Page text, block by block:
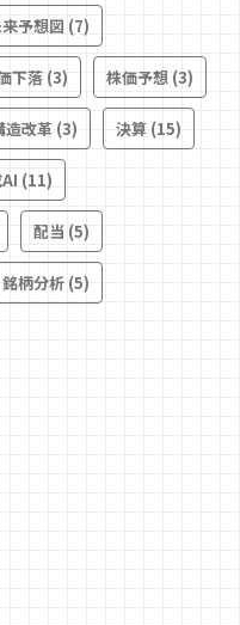
予想図 (7)
下落 (3) 株価予想 (3)
造改革 (3) 決算 (15)
(11)
配当 (5)
銘柄分析 (5)